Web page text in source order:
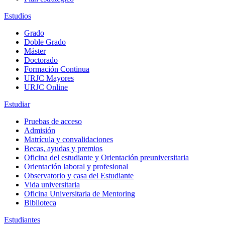
Estudios
Grado
Doble Grado
Máster
Doctorado
Formación Continua
URJC Mayores
URJC Online
Estudiar
Pruebas de acceso
Admisión
Matrícula y convalidaciones
Becas, ayudas y premios
Oficina del estudiante y Orientación preuniversitaria
Orientación laboral y profesional
Observatorio y casa del Estudiante
Vida universitaria
Oficina Universitaria de Mentoring
Biblioteca
Estudiantes